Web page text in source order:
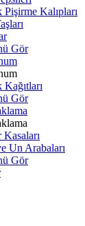
Pişirme Kalıpları
Gör
Gör
Un Arabaları
Gör